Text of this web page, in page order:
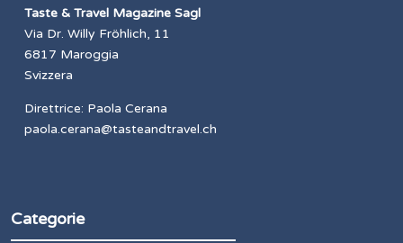
Taste & Travel Magazine Sagl
Via Dr. Willy Fröhlich, 11
6817 Maroggia
Svizzera
Direttrice: Paola Cerana
paola.cerana@tasteandtravel.ch
Categorie